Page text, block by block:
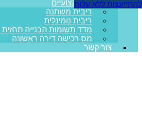
להתייעצות ללא עלות
מדריכים מקצועיים
ריבית משתנה
ריבית נומינלית
מדד תשומות הבנייה תחזית
מס רכישה דירה ראשונה
צור קשר